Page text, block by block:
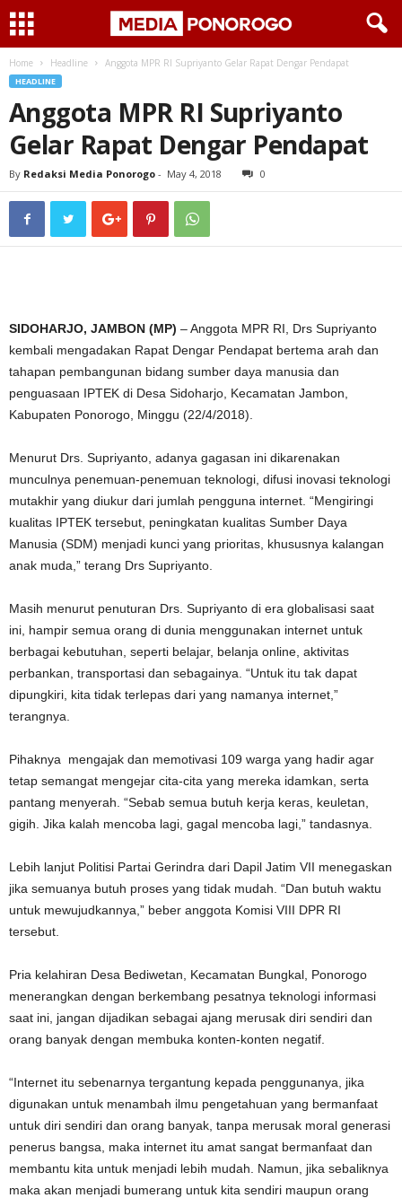
Home Headline Anggota MPR RI Supriyanto Gelar Rapat Dengar Pendapat
HEADLINE
Anggota MPR RI Supriyanto
Gelar Rapat Dengar Pendapat
By Redaksi Media Ponorogo - May 4, 2018 0
SIDOHARJO, JAMBON (MP) – Anggota MPR RI, Drs Supriyanto
kembali mengadakan Rapat Dengar Pendapat bertema arah dan
tahapan pembangunan bidang sumber daya manusia dan
penguasaan IPTEK di Desa Sidoharjo, Kecamatan Jambon,
Kabupaten Ponorogo, Minggu (22/4/2018).
Menurut Drs. Supriyanto, adanya gagasan ini dikarenakan
munculnya penemuan-penemuan teknologi, difusi inovasi teknologi
mutakhir yang diukur dari jumlah pengguna internet. “Mengiringi
kualitas IPTEK tersebut, peningkatan kualitas Sumber Daya
Manusia (SDM) menjadi kunci yang prioritas, khususnya kalangan
anak muda,” terang Drs Supriyanto.
Masih menurut penuturan Drs. Supriyanto di era globalisasi saat
ini, hampir semua orang di dunia menggunakan internet untuk
berbagai kebutuhan, seperti belajar, belanja online, aktivitas
perbankan, transportasi dan sebagainya. “Untuk itu tak dapat
dipungkiri, kita tidak terlepas dari yang namanya internet,”
terangnya.
Pihaknya mengajak dan memotivasi 109 warga yang hadir agar
tetap semangat mengejar cita-cita yang mereka idamkan, serta
pantang menyerah. “Sebab semua butuh kerja keras, keuletan,
gigih. Jika kalah mencoba lagi, gagal mencoba lagi,” tandasnya.
Lebih lanjut Politisi Partai Gerindra dari Dapil Jatim VII menegaskan
jika semuanya butuh proses yang tidak mudah. “Dan butuh waktu
untuk mewujudkannya,” beber anggota Komisi VIII DPR RI
tersebut.
Pria kelahiran Desa Bediwetan, Kecamatan Bungkal, Ponorogo
menerangkan dengan berkembang pesatnya teknologi informasi
saat ini, jangan dijadikan sebagai ajang merusak diri sendiri dan
orang banyak dengan membuka konten-konten negatif.
“Internet itu sebenarnya tergantung kepada penggunanya, jika
digunakan untuk menambah ilmu pengetahuan yang bermanfaat
untuk diri sendiri dan orang banyak, tanpa merusak moral generasi
penerus bangsa, maka internet itu amat sangat bermanfaat dan
membantu kita untuk menjadi lebih mudah. Namun, jika sebaliknya
maka akan menjadi bumerang untuk kita sendiri maupun orang